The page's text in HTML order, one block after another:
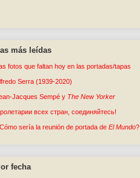
más leídas
fotos que faltan hoy en las portadas/tapas
Serra (1939-2020)
Jacques Sempé y The New Yorker
всех стран, соединяйтесь!
sería la reunión de portada de El Mundo?
fecha